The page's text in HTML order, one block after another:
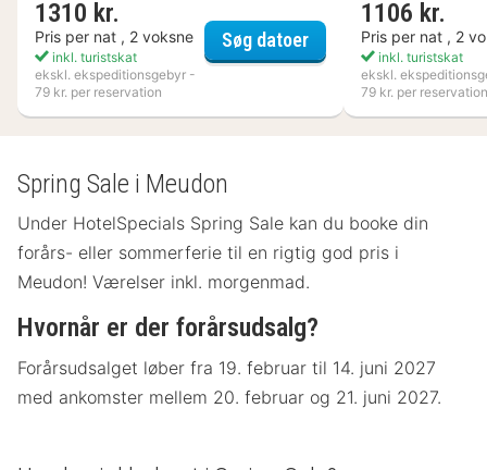
1310 kr.
Pris per nat , 2 voksne
inkl. turistskat
ekskl. ekspeditionsgebyr -
79 kr. per reservation
Søg datoerFlädie Mat & Vingård
1106 kr.
Pris per nat , 2
inkl. turistskat
ekskl.
79 kr. per reservation
Spring Sale i Meudon
Under HotelSpecials Spring Sale kan du booke din
forårs- eller sommerferie til en rigtig god pris i
Meudon! Værelser inkl. morgenmad.
Hvornår er der forårsudsalg?
Forårsudsalget løber fra 19. februar til 14. juni 2027
med ankomster mellem 20. februar og 21. juni 2027.